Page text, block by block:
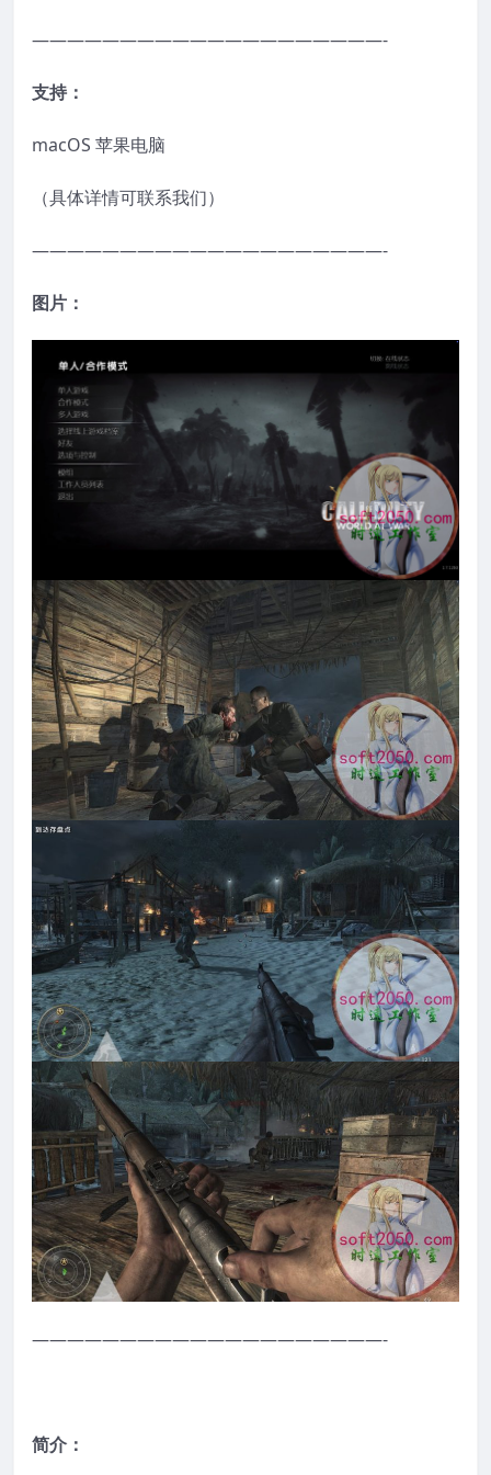
————————————————————-
支持：
macOS 苹果电脑
（具体详情可联系我们）
————————————————————-
图片：
————————————————————-
简介：